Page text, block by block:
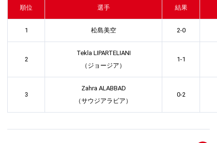
順位 選手 結果
1 松島美空 2-0
2
Tekla LIPARTELIANI
（ジョージア）
1-1
3
Zahra ALABBAD
（サウジアラビア）
0-2